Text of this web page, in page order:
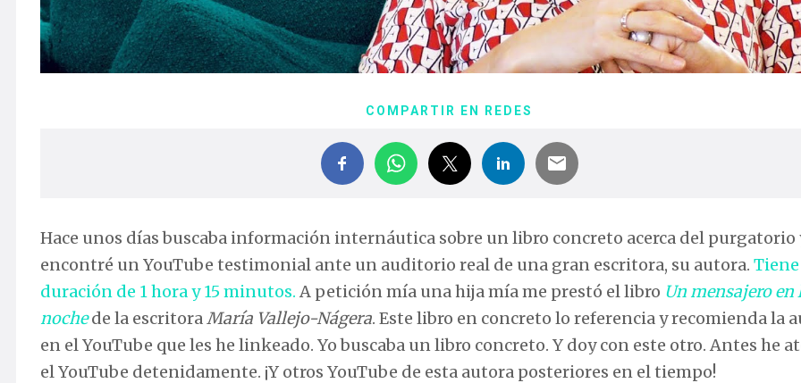
COMPARTIR EN REDES
Hace unos días buscaba información internáutica sobre un libro concreto acerca del purgatorio
encontré un YouTube testimonial ante un auditorio real de una gran escritora, su autora.
duración de 1 hora y 15 minutos. A petición mía una hija mía me prestó el libro Un mensajero en
nochede la escritoraMaría Vallejo-Nágera. Este libro en concreto lo referencia y recomienda la
en el YouTube que les he linkeado. Yo buscaba un libro concreto. Y doy con este otro. Antes he
el YouTube detenidamente. ¡Y otros YouTube de esta autora posteriores en el tiempo!